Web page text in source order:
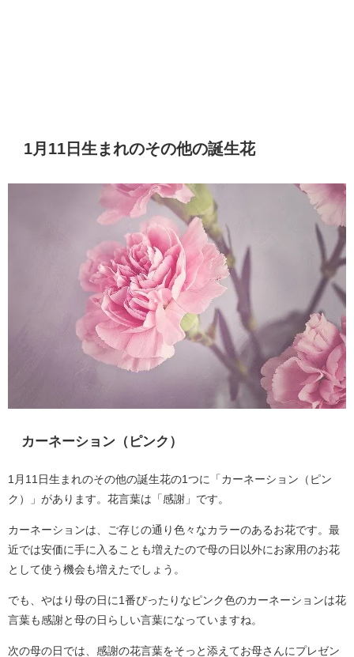
1月11日生まれのその他の誕生花
カーネーション（ピンク）
1月11日生まれのその他の誕生花の1つに「カーネーション（ピン
ク）」があります。花言葉は「感謝」です。
カーネーションは、ご存じの通り色々なカラーのあるお花です。最
近では安価に手に入ることも増えたので母の日以外にお家用のお花
として使う機会も増えたでしょう。
でも、やはり母の日に1番ぴったりなピンク色のカーネーションは花
言葉も感謝と母の日らしい言葉になっていますね。
次の母の日では、感謝の花言葉をそっと添えてお母さんにプレゼン